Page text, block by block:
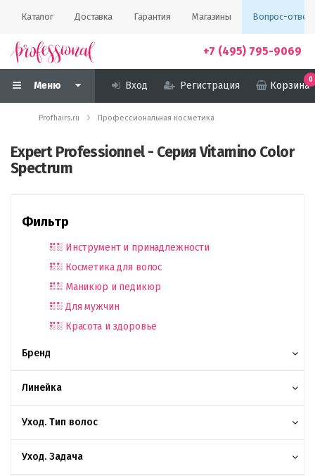
Каталог Доставка Гарантия Магазины Вопрос-ответ
+7 (495) 795-9069
Меню Вход Регистрация Корзина
0
Profhairs.ru Профессиональная косметика
Expert Professionnel - Серия Vitamino Color
Spectrum
Фильтр
Инструмент и принадлежности
Косметика для волос
Маникюр и педикюр
Для мужчин
Красота и здоровье
Бренд
Линейка
Уход. Тип волос
Уход. Задача